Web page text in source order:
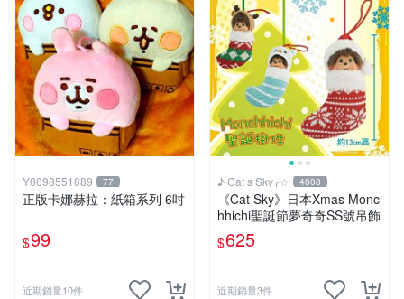
Y0098551889 77
正版卡娜赫拉：紙箱系列 6吋
$99
近期銷量10件
♪ Cat s Sky╭☆ 4808
《Cat Sky》日本Xmas Monc
hhichi聖誕節夢奇奇SS號吊飾
$625
近期銷量3件